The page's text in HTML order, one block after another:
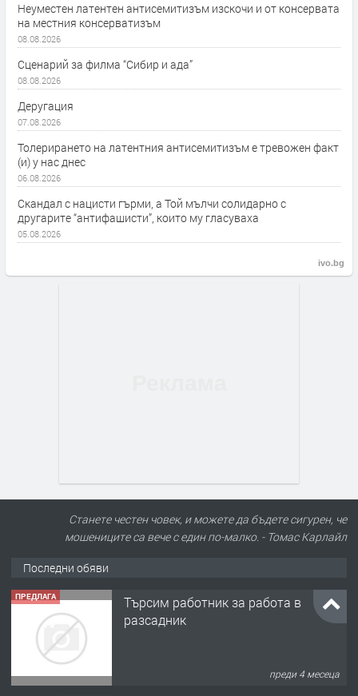
Неуместен латентен антисемитизъм изскочи и от консервата
на местния консерватизъм
08.08.2026
Сценарий за филма “Сибир и ада”
08.08.2026
Деругация
07.08.2026
Толерирането на латентния антисемитизъм е тревожен факт
(и) у нас днес
06.08.2026
Скандал с нацисти гърми, а Той мълчи солидарно с
другарите “антифашисти”, които му гласуваха
05.08.2026
ivo.bg
Станете честен човек, и можете да бъдете сигурен, че
мошениците са вече с един по-малко. - Томас Карлайл
Последни обяви
ПРЕДЛАГА
Търсим работник за работа в
разсадник
преди 4 месеца